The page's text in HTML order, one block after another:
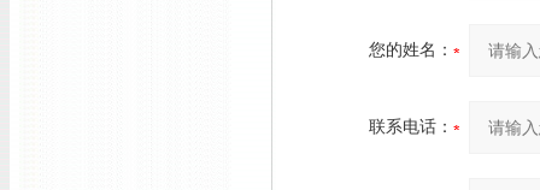
您的姓名：
联系电话：